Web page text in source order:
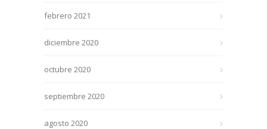
febrero 2021
diciembre 2020
octubre 2020
septiembre 2020
agosto 2020